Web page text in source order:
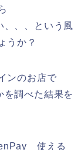
、、、という風
うか？
ンのお店で
調べた結果を
使える